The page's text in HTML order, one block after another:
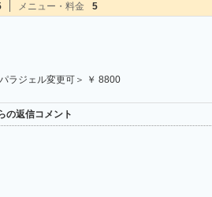
メニュー・料金 5
ラジェル変更可＞ ￥ 8800
の返信コメント